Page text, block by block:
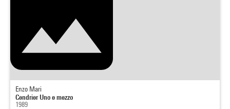
Enzo Mari
Cendrier Uno e mezzo
1989